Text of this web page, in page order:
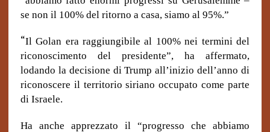
se non il 100% del ritorno a casa, siamo al 95%.”
“Il Golan era raggiungibile al 100% nei termini del
riconoscimento del presidente”, ha affermato,
lodando la decisione di Trump all’inizio dell’anno di
riconoscere il territorio siriano occupato come parte
di Israele.
Ha anche apprezzato il “progresso che abbiamo